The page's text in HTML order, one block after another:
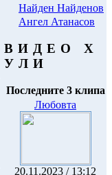
Найден Найденов
Ангел Атанасов
В И Д Е О Х
У Л И
Последните 3 клипа
Любовта
20.11.2023 / 13:12